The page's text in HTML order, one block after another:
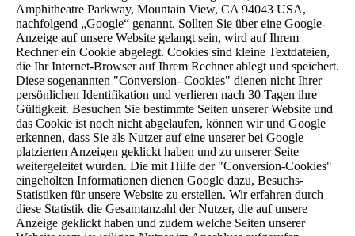
Amphitheatre Parkway, Mountain View, CA 94043 USA,
nachfolgend „Google“ genannt. Sollten Sie über eine Google-
Anzeige auf unsere Website gelangt sein, wird auf Ihrem
Rechner ein Cookie abgelegt. Cookies sind kleine Textdateien,
die Ihr Internet-Browser auf Ihrem Rechner ablegt und speichert.
Diese sogenannten "Conversion- Cookies" dienen nicht Ihrer
persönlichen Identifikation und verlieren nach 30 Tagen ihre
Gültigkeit. Besuchen Sie bestimmte Seiten unserer Website und
das Cookie ist noch nicht abgelaufen, können wir und Google
erkennen, dass Sie als Nutzer auf eine unserer bei Google
platzierten Anzeigen geklickt haben und zu unserer Seite
weitergeleitet wurden. Die mit Hilfe der "Conversion-Cookies"
eingeholten Informationen dienen Google dazu, Besuchs-
Statistiken für unsere Website zu erstellen. Wir erfahren durch
diese Statistik die Gesamtanzahl der Nutzer, die auf unsere
Anzeige geklickt haben und zudem welche Seiten unserer